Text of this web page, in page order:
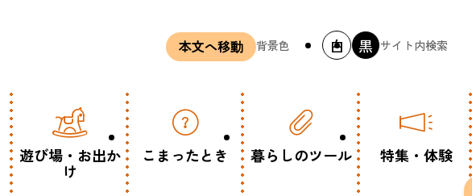
本文へ移動 背景色 白 黒 サイト内検索
遊び場・お出か
け
こまったとき 暮らしのツール 特集・体験